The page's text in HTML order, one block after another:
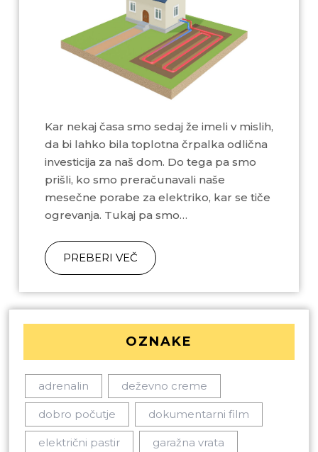
Kar nekaj časa smo sedaj že imeli v mislih,
da bi lahko bila toplotna črpalka odlična
investicija za naš dom. Do tega pa smo
prišli, ko smo preračunavali naše
mesečne porabe za elektriko, kar se tiče
ogrevanja. Tukaj pa smo…
PREBERI VEČ
OZNAKE
adrenalin deževno creme
dobro počutje dokumentarni film
električni pastir garažna vrata